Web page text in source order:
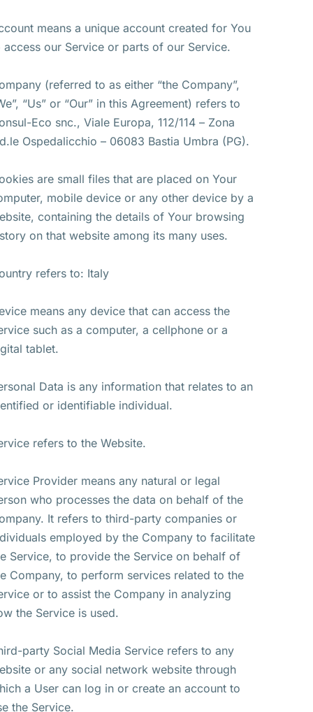
means a unique account created for You
access our Service or parts of our Service.
(referred to as either “the Company”,
“Us” or “Our” in this Agreement) refers to
Eco snc., Viale Europa, 112/114 – Zona
Ospedalicchio – 06083 Bastia Umbra (PG).
are small files that are placed on Your
mobile device or any other device by a
containing the details of Your browsing
on that website among its many uses.
refers to: Italy
means any device that can access the
such as a computer, a cellphone or a
tablet.
Data is any information that relates to an
or identifiable individual.
refers to the Website.
Provider means any natural or legal
who processes the data on behalf of the
It refers to third-party companies or
employed by the Company to facilitate
Service, to provide the Service on behalf of
Company, to perform services related to the
or to assist the Company in analyzing
the Service is used.
party Social Media Service refers to any
or any social network website through
a User can log in or create an account to
the Service.